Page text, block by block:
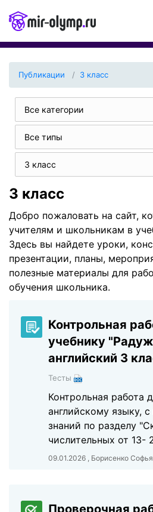
Публикации 3 класс
Все категории
Все типы
3 класс
3 класс
Добро пожаловать на сайт,
учителям и школьникам в
Здесь вы найдете уроки,
презентации, планы,
полезные материалы для
обучения школьника.
Контрольная
учебнику
английский 3
Тесты
Контрольная работа
английскому языку,
знаний по разделу
числительных от 13-
09.01.2026 , Борисенко
Проверочная